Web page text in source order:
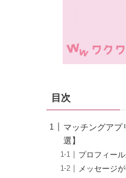
目次
マッチングアプ
選】
プロフィー
メッセージ